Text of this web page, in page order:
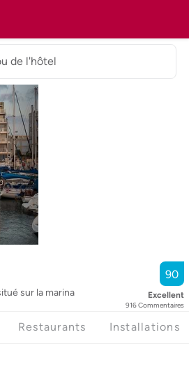
sur la marina
90
Excellent
916Commentaires
de l'hôtel
Restaurants Installations